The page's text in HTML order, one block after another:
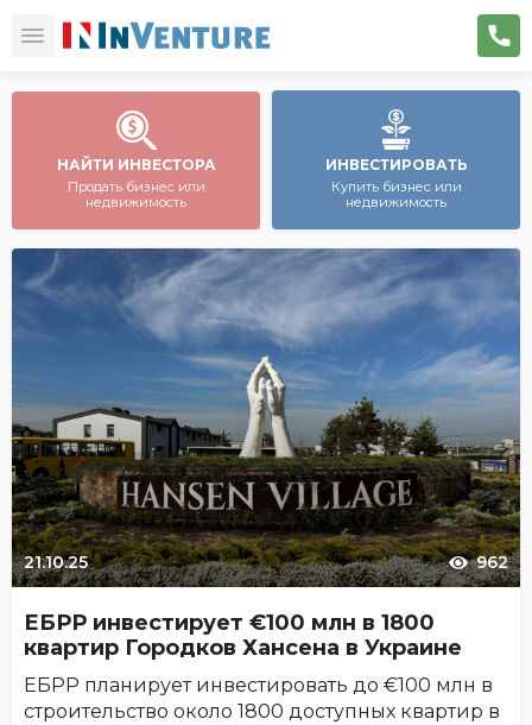
НАЙТИ ИНВЕСТОРА
Продать бизнес или
недвижимость
ИНВЕСТИРОВАТЬ
Купить бизнес или
недвижимость
21.10.25 962
ЕБРР инвестирует €100 млн в 1800
квартир Городков Хансена в Украине
ЕБРР планирует инвестировать до €100 млн в
строительство около 1800 доступных квартир в